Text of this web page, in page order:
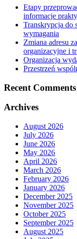
Etapy
informacje
Transkrypcja do
wymagania
Zmiana adresu
organizacyjne i
Organizacja
Przestrzeń
Recent Comments
Archives
August 2026
July 2026
June 2026
May 2026
April 2026
March 2026
February 2026
January 2026
December 2025
November 2025
October 2025
September 2025
August 2025